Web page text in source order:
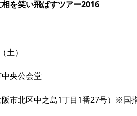
を笑い飛ばすツアー2016
土）
央公会堂
区中之島1丁目1番27号）※国指